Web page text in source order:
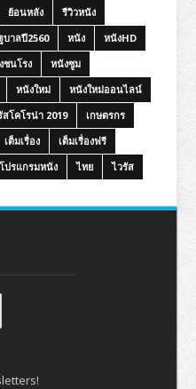
ย้อนหลัง
รีวิวหนัง
าลปี2560 หนัง
หนังHD
ชนโรง
หนังซูม
หนังใหม่
หนังใหม่ออนไลน์
สโคโรน่า 2019
เกษตรกร
เต็มเรื่อง
เต็มเรื่องฟรี
โปรแกรมหนัง ไทย ไวรัส